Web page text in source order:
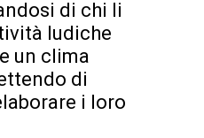
di chi li
ludiche
un clima
di
i loro